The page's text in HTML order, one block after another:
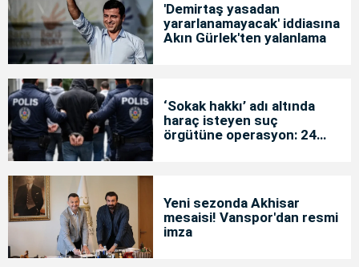
'Demirtaş yasadan
yararlanamayacak' iddiasına
Akın Gürlek'ten yalanlama
‘Sokak hakkı’ adı altında
haraç isteyen suç
örgütüne operasyon: 24
Yeni sezonda Akhisar
mesaisi! Vanspor'dan resmi
imza